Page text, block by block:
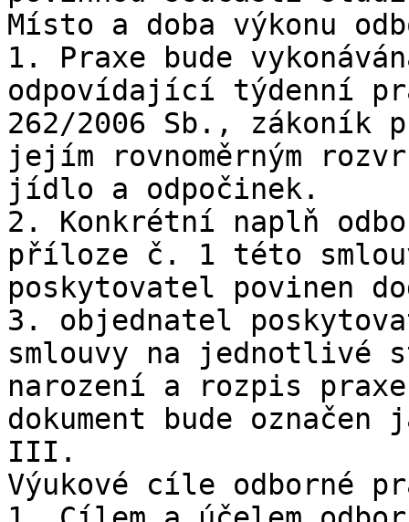
Místo a doba výkonu
1. Praxe bude
odpovídající týdenní
262/2006 Sb., zákoník
jejím rovnoměrným
jídlo a odpočinek.
2. Konkrétní naplň
příloze č. 1 této
poskytovatel povinen
3. objednatel
smlouvy na jednotlivé
narození a rozpis
dokument bude
III.
Výukové cíle odborné